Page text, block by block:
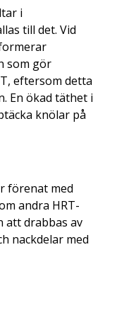
i
till det. Vid
som gör
eftersom detta
En ökad täthet i
knölar på
förenat med
andra HRT-
att drabbas av
nackdelar med